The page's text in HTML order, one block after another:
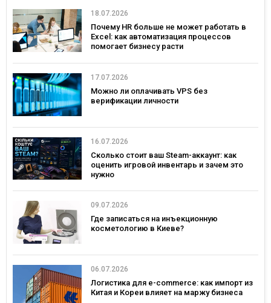
18.07.2026
Почему HR больше не может работать в
Excel: как автоматизация процессов
помогает бизнесу расти
17.07.2026
Можно ли оплачивать VPS без
верификации личности
16.07.2026
Сколько стоит ваш Steam-аккаунт: как
оценить игровой инвентарь и зачем это
нужно
09.07.2026
Где записаться на инъекционную
косметологию в Киеве?
06.07.2026
Логистика для e-commerce: как импорт из
Китая и Кореи влияет на маржу бизнеса